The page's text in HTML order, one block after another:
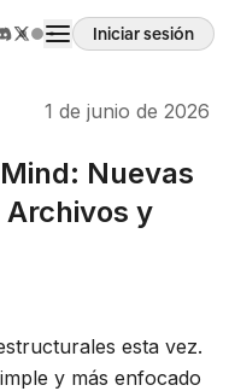
Iniciar sesión
1 de junio de 2026
Nuevas
y
esta vez.
y más enfocado